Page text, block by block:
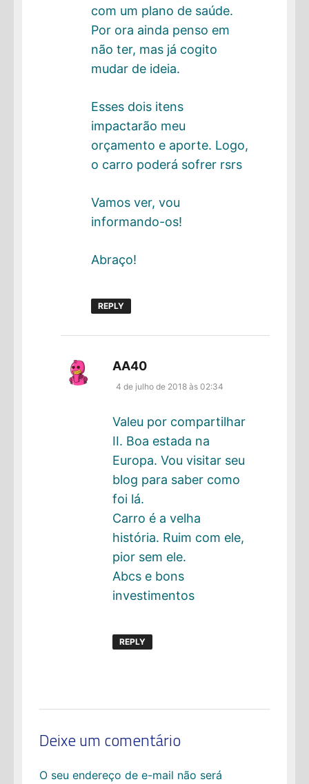
com um plano de saúde.
Por ora ainda penso em
não ter, mas já cogito
mudar de ideia.
Esses dois itens
impactarão meu
orçamento e aporte. Logo,
o carro poderá sofrer rsrs
Vamos ver, vou
informando-os!
Abraço!
REPLY
AA40
4 de julho de 2018 às 02:34
Valeu por compartilhar
II. Boa estada na
Europa. Vou visitar seu
blog para saber como
foi lá.
Carro é a velha
história. Ruim com ele,
pior sem ele.
Abcs e bons
investimentos
REPLY
Deixe um comentário
O seu endereço de e-mail não será